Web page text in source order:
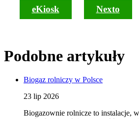
eKiosk Nexto
Podobne artykuły
Biogaz rolniczy w Polsce
23 lip 2026
Biogazownie rolnicze to instalacje,